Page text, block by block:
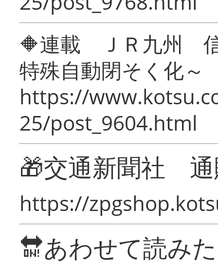
🔶連載 ＪＲ九州 信
特殊自動閉そく化～
https://
25/post_9604.html
🎁交通新聞社
https://
🔛あわせて読み